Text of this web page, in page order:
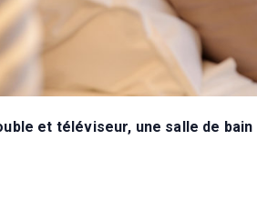
et téléviseur, une salle de